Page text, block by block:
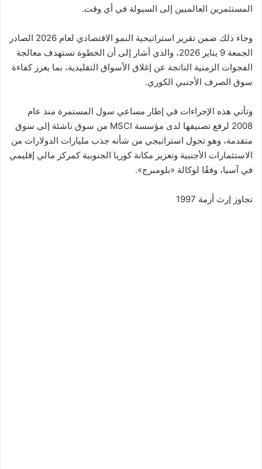
المستثمرين العالميين إلى السيولة في أي وقت.
وجاء ذلك ضمن تقرير استراتيجية النمو الاقتصادي لعام 2026 الصادر
الجمعة 9 يناير 2026، والذي أشار إلى أن الخطوة تستهدف معالجة
الفجوات الزمنية الناتجة عن إغلاق الأسواق التقليدية، بما يعزز كفاءة
سوق الصرف الأجنبي الكوري.
وتأتي هذه الإجراءات في إطار مساعي سول المستمرة منذ عام
2008 لرفع تصنيفها لدى مؤسسة MSCI من سوق ناشئة إلى سوق
متقدمة، وهو تحول استراتيجي من شأنه جذب مليارات الدولارات من
الاستثمارات الأجنبية وتعزيز مكانة كوريا الجنوبية كمركز مالي إقليمي
في آسيا، وفقًا لوكالة «بلومبرج».
تجاوز إرث أزمة 1997